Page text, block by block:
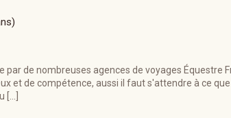
par de nombreuses agences de voyages Équestre
et de compétence, aussi il faut s'attendre à ce
[…]